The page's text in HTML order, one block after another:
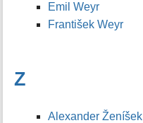
Emil Weyr
František Weyr
Z
Alexander Ženíšek